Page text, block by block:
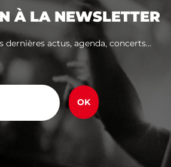
À LA NEWSLETTER
dernières actus, agenda, concerts...